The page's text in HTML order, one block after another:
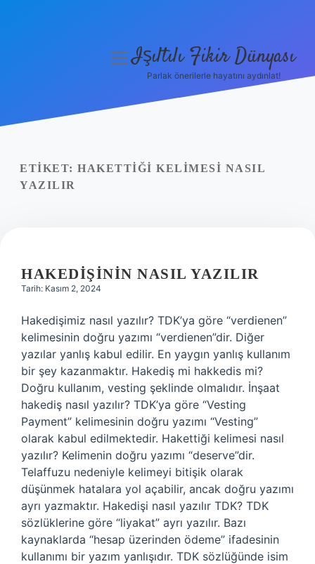
Yasal Uyarı
menüyüIşıltılı Fikir Dünyası
Parlak önerilerle hayatını aydınlat!
ETIKET: HAKETTIĞI KELIMESI NASIL
YAZILIR
HAKEDIŞININ NASIL YAZILIR
Tarih: Kasım 2, 2024
Hakedişimiz nasıl yazılır? TDK’ya göre “verdienen”
kelimesinin doğru yazımı “verdienen”dir. Diğer
yazılar yanlış kabul edilir. En yaygın yanlış kullanım
bir şey kazanmaktır. Hakediş mi hakkedis mi?
Doğru kullanım, vesting şeklinde olmalıdır. İnşaat
hakediş nasıl yazılır? TDK’ya göre “Vesting
Payment” kelimesinin doğru yazımı “Vesting”
olarak kabul edilmektedir. Hakettiği kelimesi nasıl
yazılır? Kelimenin doğru yazımı “deserve”dir.
Telaffuzu nedeniyle kelimeyi bitişik olarak
düşünmek hatalara yol açabilir, ancak doğru yazımı
ayrı yazmaktır. Hakedişi nasıl yazılır TDK? TDK
sözlüklerine göre “liyakat” ayrı yazılır. Bazı
kaynaklarda “hesap üzerinden ödeme” ifadesinin
kullanımı bir yazım yanlışıdır. TDK sözlüğünde isim